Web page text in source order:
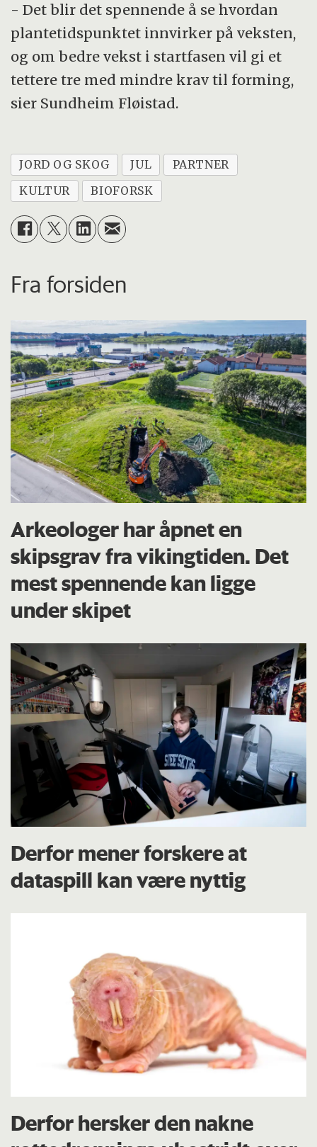
- Det blir det spennende å se hvordan
plantetidspunktet innvirker på veksten,
og om bedre vekst i startfasen vil gi et
tettere tre med mindre krav til forming,
sier Sundheim Fløistad.
JORD OG SKOG JUL
PARTNER
KULTUR
BIOFORSK
Fra forsiden
Arkeologer har åpnet en
skipsgrav fra vikingtiden. Det
mest spennende kan ligge
under skipet
Derfor mener forskere at
dataspill kan være nyttig
Derfor hersker den nakne